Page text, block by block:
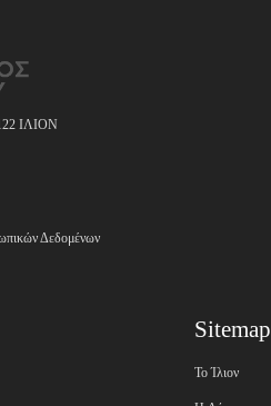
ΙΛΙΟΝ
Δεδομένων
Sitemap
Το Ίλιον